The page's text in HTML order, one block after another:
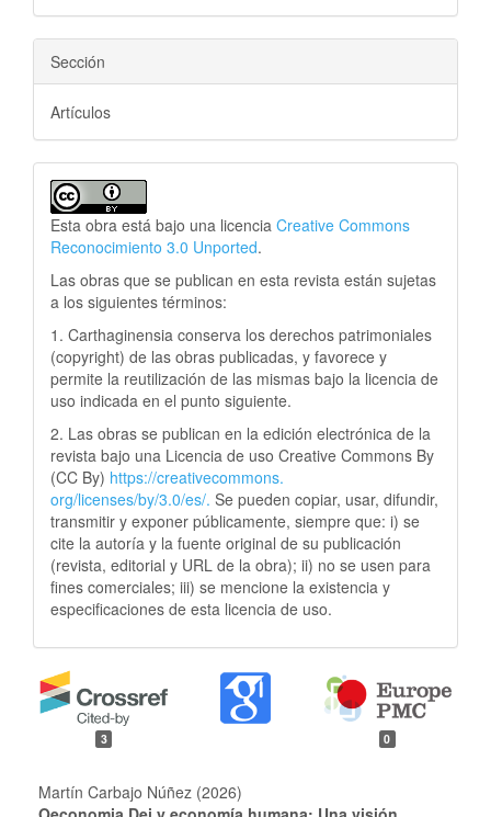
Sección
Artículos
Esta obra está bajo una licencia Creative Commons
Reconocimiento 3.0 Unported.
Las obras que se publican en esta revista están sujetas
a los siguientes términos:
1. Carthaginensia conserva los derechos patrimoniales
(copyright) de las obras publicadas, y favorece y
permite la reutilización de las mismas bajo la licencia de
uso indicada en el punto siguiente.
2. Las obras se publican en la edición electrónica de la
revista bajo una Licencia de uso Creative Commons By
(CC By) https://creativecommons.
org/licenses/by/3.0/es/. Se pueden copiar, usar, difundir,
transmitir y exponer públicamente, siempre que: i) se
cite la autoría y la fuente original de su publicación
(revista, editorial y URL de la obra); ii) no se usen para
fines comerciales; iii) se mencione la existencia y
especificaciones de esta licencia de uso.
3 0
Martín Carbajo Núñez (2026)